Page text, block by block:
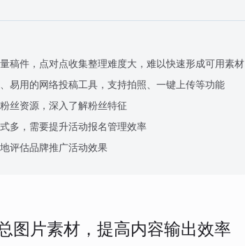
稿件，点对点收集整理难度大，难以快速形成可用素材
易用的网络投稿工具，支持拍照、一键上传等功能
丝资源，深入了解粉丝特征
多，需要提升活动报名管理效率
评估品牌推广活动效果
图片素材，提高内容输出效率